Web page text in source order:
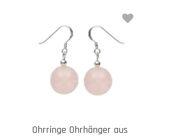
Ohrringe Ohrhänger aus